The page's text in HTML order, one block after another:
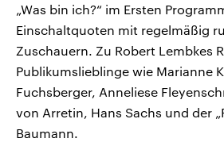
„Was bin ich?“ im Ersten
Einschaltquoten mit regelmäßig
Zuschauern. Zu Robert Lembkes
Publikumslieblinge wie Marianne
Fuchsberger, Anneliese
von Arretin, Hans Sachs und der
Baumann.